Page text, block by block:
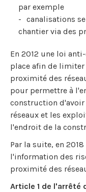
par exemple
canalisations
chantier via des
En 2012 une loi
place afin de limiter
proximité des
pour permettre à
construction
réseaux et les
l'endroit de la
Par la suite, en
l'information des
proximité des
Article 1 de l'arrêté